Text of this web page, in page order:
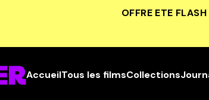
OFFRE ETE
AccueilTous les filmsCollections